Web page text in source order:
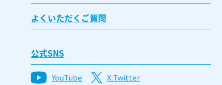
よくいただくご質問
公式SNS
YouTube X:Twitter